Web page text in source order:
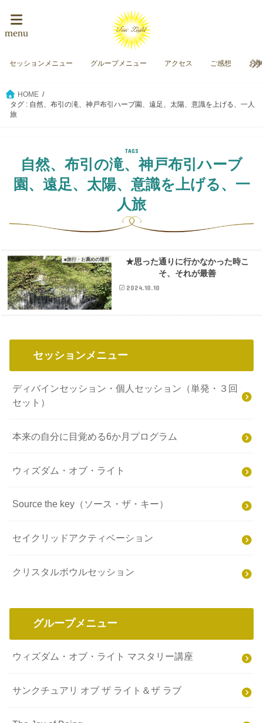
menu
セッションメニュー グループメニュー アクセス ご感想 お
HOME
タグ : 自然、布引の滝、神戸布引ハーブ園、遠足、太陽、意識を上げる、一人
旅
自然、布引の滝、神戸布引ハーブ
園、遠足、太陽、意識を上げる、一
人旅
■旅行・お薦めの場所
★思った通りに行かなかった時こ
そ、それが最善
2024.10.10
セッションメニュー
ディバインセッション・個人セッション（単発・３回
セット）
本来の自分に目覚める6か月プログラム
ウィズダム・オブ・ライト
Source the key（ソース・ザ・キー）
セイクリッドアクティベーション
クリスタルボウルセッション
グループメニュー
ウィズダム・オブ・ライト マスタリー講座
サンクチュアリ オブ ザ ライト＆ザ ラブ